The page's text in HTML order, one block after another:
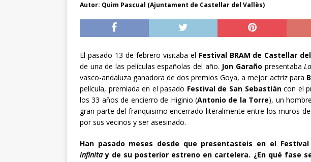
Autor: Quim Pascual (Ajuntament de Castellar del Vallès)
El pasado 13 de febrero visitaba el Festival BRAM de Castellar
de una de las películas españolas del año. Jon Garaño presentaba
vasco-andaluza ganadora de dos premios Goya, a mejor actriz para
película, premiada en el pasado Festival de San Sebastiáncon el
los 33 años de encierro de Higinio (Antonio de la Torre), un
gran parte del franquisimo encerrado literalmente entre los muros
por sus vecinos y ser asesinado.
Han pasado meses desde que presentasteis en el
infinitay de su posterior estreno en cartelera. ¿En qué fase